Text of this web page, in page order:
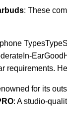
: These
requirements.
for its
: A studio-